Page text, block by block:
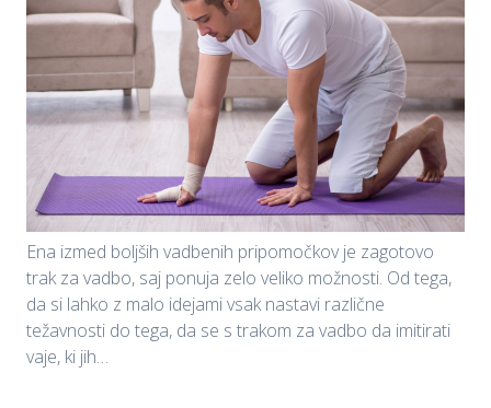
Ena izmed boljših vadbenih pripomočkov je zagotovo
trak za vadbo, saj ponuja zelo veliko možnosti. Od tega,
da si lahko z malo idejami vsak nastavi različne
težavnosti do tega, da se s trakom za vadbo da imitirati
vaje, ki jih…